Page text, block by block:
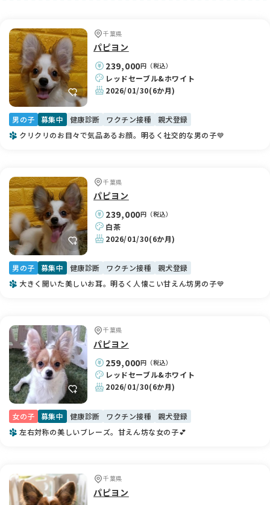
千葉県
パピヨン
239,000円（税込）
レッドセーブル&ホワイト
2026/01/30(6か月)
男の子 募集中 健康診断 ワクチン接種
親犬登録
クリクリのお目々で気品あるお顔。明るく社交的な男の子💙
千葉県
パピヨン
239,000円（税込）
白茶
2026/01/30(6か月)
男の子 募集中 健康診断 ワクチン接種
親犬登録
大きく開いた美しいお耳。明るく人懐こい甘えん坊男の子💙
千葉県
パピヨン
259,000円（税込）
レッドセーブル&ホワイト
2026/01/30(6か月)
女の子 募集中 健康診断 ワクチン接種
親犬登録
左右対称の美しいブレーズ。甘えん坊な女の子💕
千葉県
パピヨン